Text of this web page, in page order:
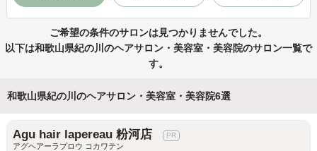
ご希望の条件のサロンは見つかりませんでした。
以下は和歌山県紀の川のヘアサロン・美容室・美容院のサロン一覧で
す。
和歌山県紀の川のヘアサロン・美容室・美容院6選
Agu hair lapereau 粉河店
アグヘアーラプロウ コカワテン